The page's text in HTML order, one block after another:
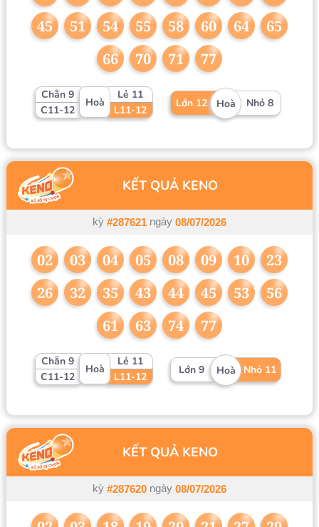
45
51 54 55 58 60 64
65
66
70 71 77
Chẵn 9
C11-12
Hoà
Lẻ 11
L11-12
Lớn 12 Hoà Nhỏ 8
KẾT QUẢ KENO
kỳ #287621 ngày 08/07/2026
02 03 04 05 08 09 10
23
26
32 35 43 44 45 53
56
61
63 74 77
Chẵn 9
C11-12
Hoà
Lẻ 11
L11-12
Lớn 9 Hoà Nhỏ 11
KẾT QUẢ KENO
kỳ #287620 ngày 08/07/2026